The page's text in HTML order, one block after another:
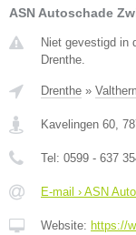
ASN Autoschade
Niet gevestigd in
Drenthe.
Drenthe »
Kavelingen 60,
Tel: 0599 - 637
E-mail › ASN
Website: https://